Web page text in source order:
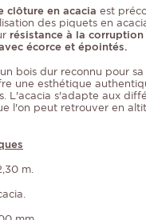
clôture en acacia est
des piquets en
résistance à la
écorce et épointés.
bois dur reconnu pour sa
une esthétique
L'acacia s'adapte aux
l'on peut retrouver en
m.